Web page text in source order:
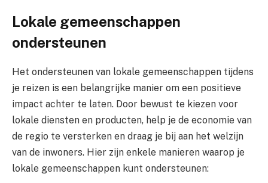
Lokale gemeenschappen
ondersteunen
Het ondersteunen van lokale gemeenschappen tijdens
je reizen is een belangrijke manier om een positieve
impact achter te laten. Door bewust te kiezen voor
lokale diensten en producten, help je de economie van
de regio te versterken en draag je bij aan het welzijn
van de inwoners. Hier zijn enkele manieren waarop je
lokale gemeenschappen kunt ondersteunen: